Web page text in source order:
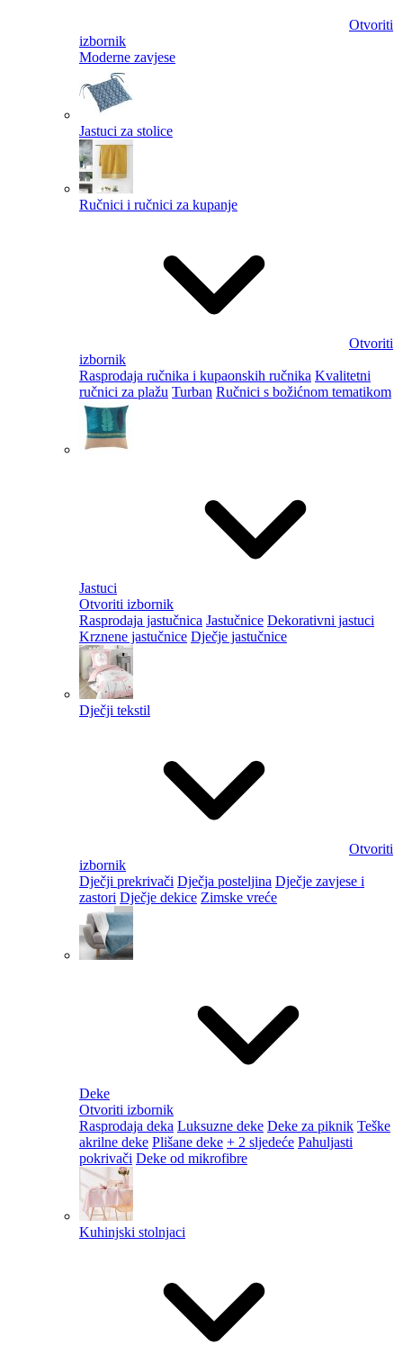
Otvoriti
izbornik
Moderne zavjese
Jastuci za stolice
Ručnici i ručnici za kupanje
Otvoriti
izbornik
Rasprodaja ručnika i kupaonskih ručnika Kvalitetni
ručnici za plažu Turban Ručnici s božićnom tematikom
Jastuci
Otvoriti izbornik
Rasprodaja jastučnica Jastučnice Dekorativni jastuci
Krznene jastučnice Dječje jastučnice
Dječji tekstil
Otvoriti
izbornik
Dječji prekrivači Dječja posteljina Dječje zavjese i
zastori Dječje dekice Zimske vreće
Deke
Otvoriti izbornik
Rasprodaja deka Luksuzne deke Deke za piknik Teške
akrilne deke Plišane deke + 2 sljedeće Pahuljasti
pokrivači Deke od mikrofibre
Kuhinjski stolnjaci